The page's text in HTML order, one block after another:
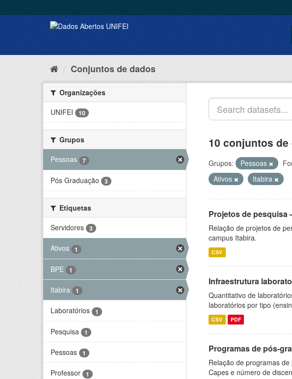
Conjuntos de dados
Organizações
UNIFEI
10
Grupos
Pessoas
7
Pós Graduação 3
Etiquetas
Servidores
3
Ativos 1
BPE 1
Itabira 1
Laboratórios 1
Pesquisa 1
Pessoas 1
Professor 1
10 conjuntos
Grupos: Pessoas
Ativos
Itabira
Projetos de pesquisa
Relação de projetos de
campus Itabira.
CSV
Infraestrutura
Quantitativo de
laboratórios por tipo
CSV PDF
Programas de pós-
Relação de programas
Capes e número de